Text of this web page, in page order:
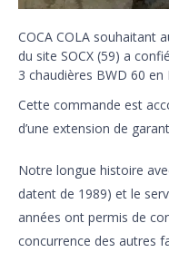
COCA COLA souhaitant
du site SOCX (59) a
3 chaudières BWD 60 en
Cette commande est
d’une extension de
Notre longue histoire
datent de 1989) et le
années ont permis de
concurrence des autres